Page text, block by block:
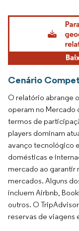
Imagem © Mordor
Cenário
O relatório abrange
operam no Mercado
termos de
players dominam
avanço tecnológico
domésticas e
mercado ao garantir
mercados. Alguns
incluem Airbnb,
outros. O
reservas de viagens